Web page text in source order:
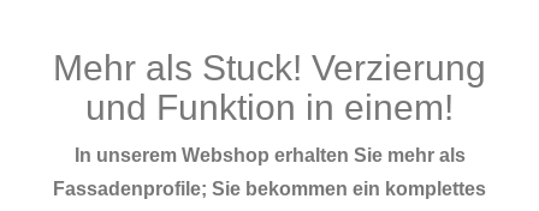
Mehr als Stuck! Verzierung
und Funktion in einem!
In unserem Webshop erhalten Sie mehr als
Fassadenprofile; Sie bekommen ein komplettes